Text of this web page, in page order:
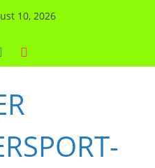
10, 2026